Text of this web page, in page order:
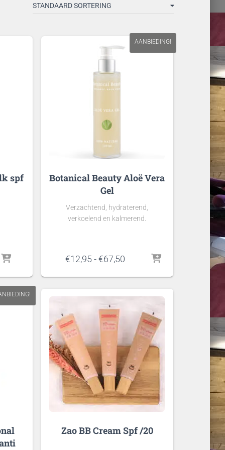
spf
AANBIEDING!
Botanical Beauty Aloë Vera
Gel
Verzachtend, hydraterend,
verkoelend en kalmerend.
€12,95-€67,50 Prijsklasse:
tot
Zao BB Cream Spf /20